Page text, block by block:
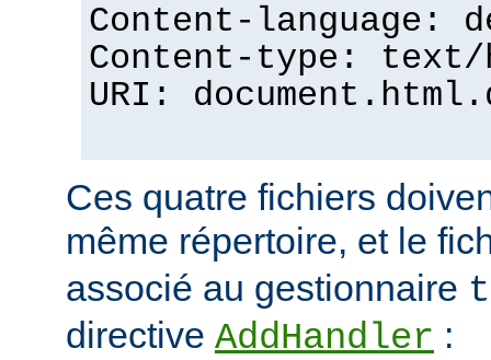
Content-language:
Content-type: text/
URI:
Ces quatre fichiers
même répertoire, et le
associé au gestionnaire
directive AddHandler :